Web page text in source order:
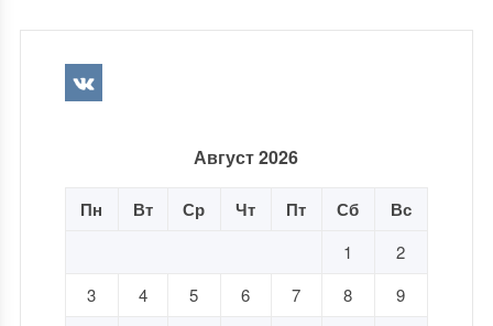
Август 2026
Пн Вт Ср Чт Пт Сб Вс
1
2
3
4 5 6 7 8 9